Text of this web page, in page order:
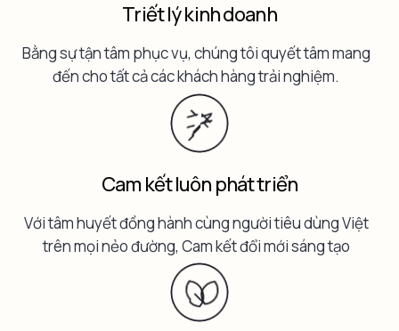
Triết lý kinh doanh
Bằng sự tận tâm phục vụ, chúng tôi quyết tâm mang
đến cho tất cả các khách hàng trải nghiệm.
Cam kết luôn phát triển
Với tâm huyết đồng hành cùng người tiêu dùng Việt
trên mọi nẻo đường, Cam kết đổi mới sáng tạo